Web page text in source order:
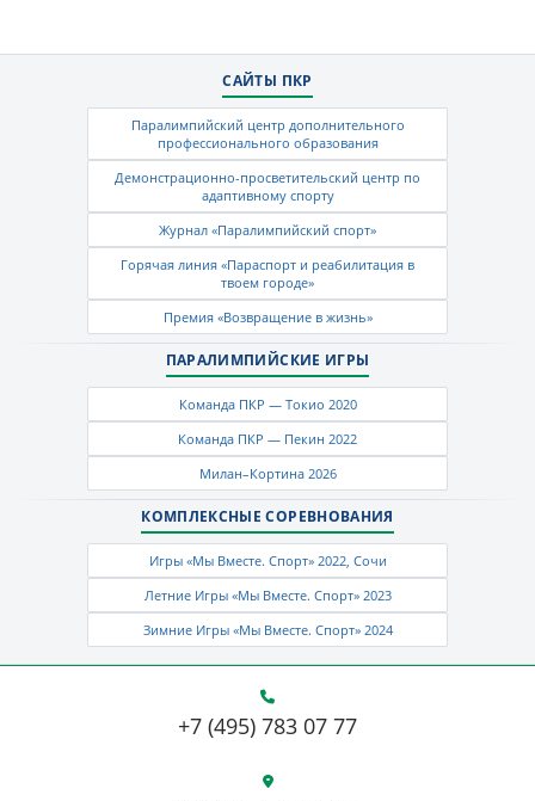
САЙТЫ ПКР
Паралимпийский центр дополнительного
профессионального образования
Демонстрационно-просветительский центр по
адаптивному спорту
Журнал «Паралимпийский спорт»
Горячая линия «Параспорт и реабилитация в
твоем городе»
Премия «Возвращение в жизнь»
ПАРАЛИМПИЙСКИЕ ИГРЫ
Команда ПКР — Токио 2020
Команда ПКР — Пекин 2022
Милан–Кортина 2026
КОМПЛЕКСНЫЕ СОРЕВНОВАНИЯ
Игры «Мы Вместе. Спорт» 2022, Сочи
Летние Игры «Мы Вместе. Спорт» 2023
Зимние Игры «Мы Вместе. Спорт» 2024
+7 (495) 783 07 77